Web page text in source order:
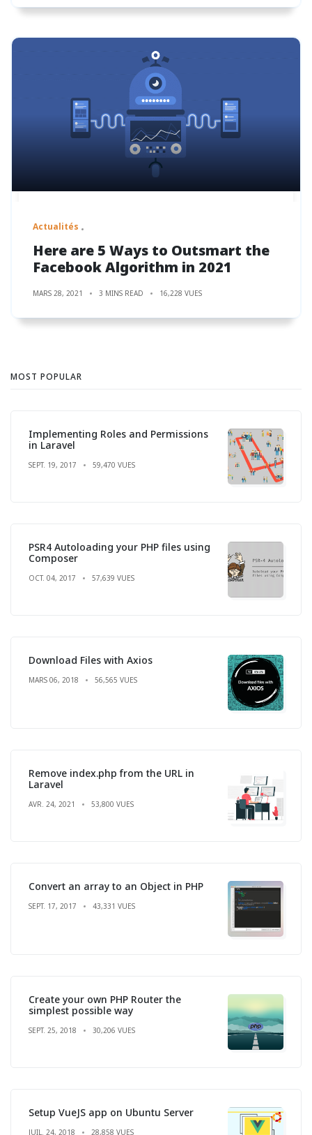
Actualités
Here are 5 Ways to Outsmart the
Facebook Algorithm in 2021
MARS 28, 2021 3 MINS READ 16,228 VUES
MOST POPULAR
Implementing Roles and Permissions
in Laravel
SEPT. 19, 2017 59,470 VUES
PSR4 Autoloading your PHP files using
Composer
OCT. 04, 2017 57,639 VUES
Download Files with Axios
MARS 06, 2018 56,565 VUES
Remove index.php from the URL in
Laravel
AVR. 24, 2021 53,800 VUES
Convert an array to an Object in PHP
SEPT. 17, 2017 43,331 VUES
Create your own PHP Router the
simplest possible way
SEPT. 25, 2018 30,206 VUES
Setup VueJS app on Ubuntu Server
JUIL. 24, 2018 28,858 VUES